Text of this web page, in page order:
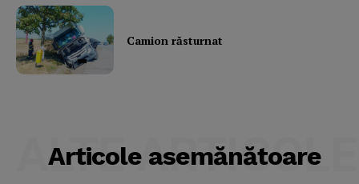
Camion răsturnat
Articole asemănătoare
ALTE ARTICOLE